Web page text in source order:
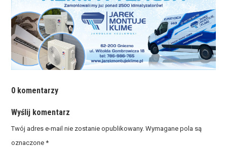
0 komentarzy
Wyślij komentarz
Twój adres e-mail nie zostanie opublikowany. Wymagane pola są
oznaczone*